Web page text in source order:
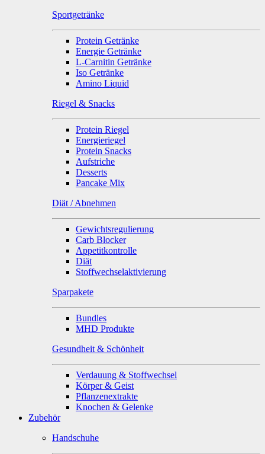
Sportgetränke
Protein Getränke
Energie Getränke
L-Carnitin Getränke
Iso Getränke
Amino Liquid
Riegel & Snacks
Protein Riegel
Energieriegel
Protein Snacks
Aufstriche
Desserts
Pancake Mix
Diät / Abnehmen
Gewichtsregulierung
Carb Blocker
Appetitkontrolle
Diät
Stoffwechselaktivierung
Sparpakete
Bundles
MHD Produkte
Gesundheit & Schönheit
Verdauung & Stoffwechsel
Körper & Geist
Pflanzenextrakte
Knochen & Gelenke
Zubehör
Handschuhe